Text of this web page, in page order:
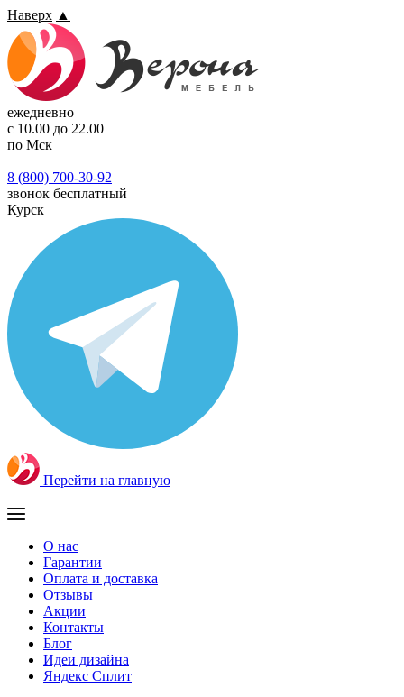
Наверх ▲
ежедневно
с 10.00 до 22.00
по Мск
8 (800) 700-30-92
звонок бесплатный
Курск
Перейти на главную
О нас
Гарантии
Оплата и доставка
Отзывы
Акции
Контакты
Блог
Идеи дизайна
Яндекс Сплит